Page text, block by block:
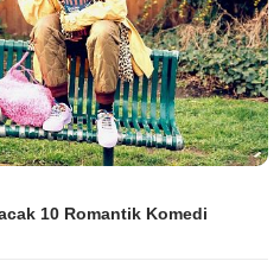
10 Romantik Komedi